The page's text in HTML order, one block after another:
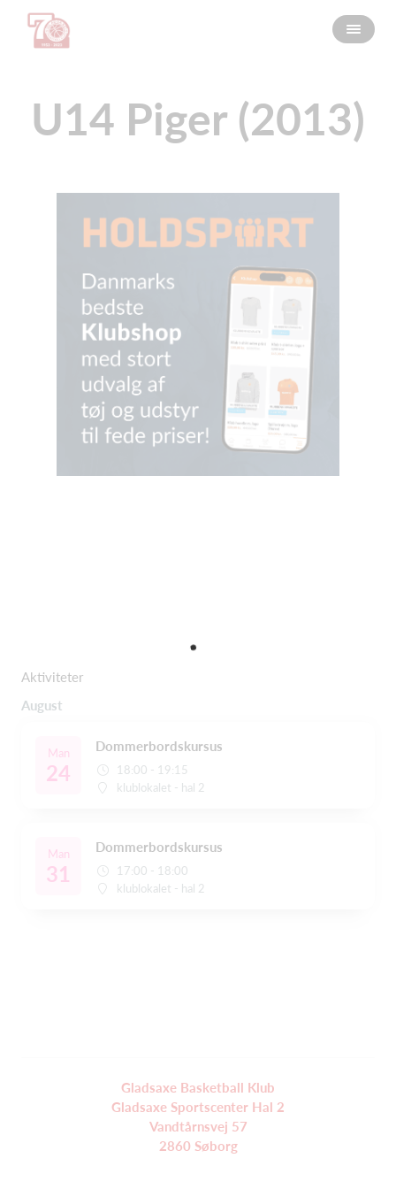
U14 Piger (2013)
Aktiviteter
August
Man
24
Dommerbordskursus
18:00 - 19:15
klublokalet - hal 2
Man
31
Dommerbordskursus
17:00 - 18:00
klublokalet - hal 2
Gladsaxe Basketball Klub
Gladsaxe Sportscenter Hal 2
Vandtårnsvej 57
2860 Søborg